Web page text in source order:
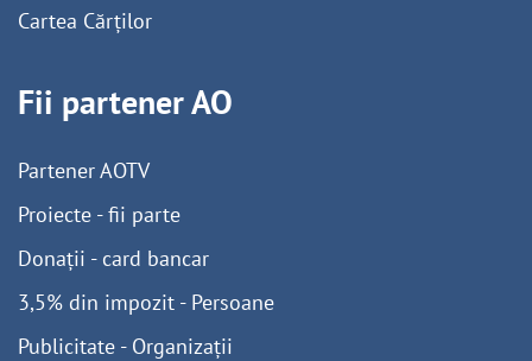
Cartea Cărților
Fii partener AO
Partener AOTV
Proiecte - fii parte
Donații - card bancar
3,5% din impozit - Persoane
Publicitate - Organizații